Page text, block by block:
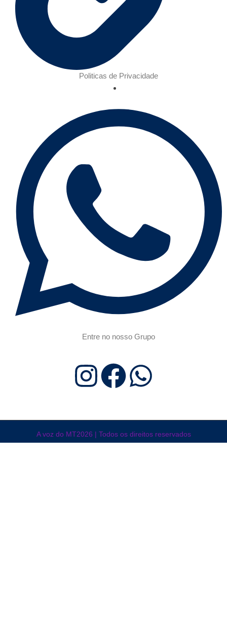
Politicas de Privacidade
Entre no nosso Grupo
A voz do MT2026 | Todos os direitos reservados